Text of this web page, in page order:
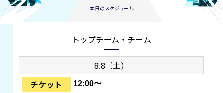
本日のスケジュール
トップチーム・チーム
8.8（土）
チケット
12:00〜